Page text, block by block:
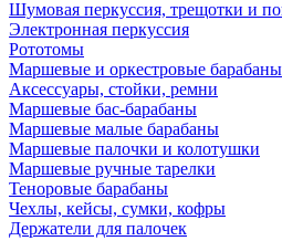
Шумовая перкуссия, трещотки и
Электронная перкуссия
Рототомы
Маршевые и оркестровые барабаны
Аксессуары, стойки, ремни
Маршевые бас-барабаны
Маршевые малые барабаны
Маршевые палочки и колотушки
Маршевые ручные тарелки
Теноровые барабаны
Чехлы, кейсы, сумки, кофры
Держатели для палочек